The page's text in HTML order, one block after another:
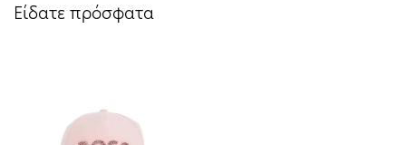
Είδατε πρόσφατα